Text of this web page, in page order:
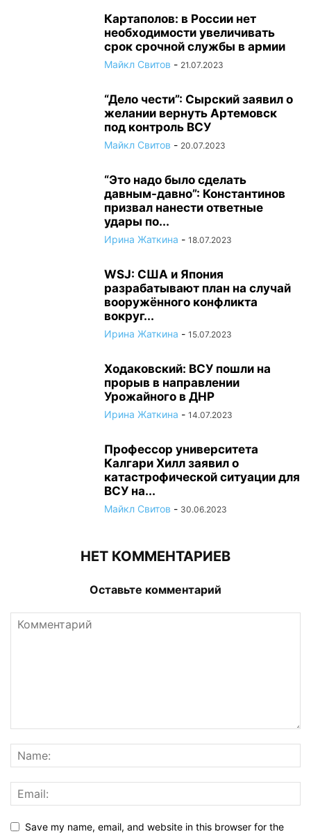
Картаполов: в России нет
необходимости увеличивать
срок срочной службы в армии
Майкл Свитов - 21.07.2023
“Дело чести”: Сырский заявил о
желании вернуть Артемовск
под контроль ВСУ
Майкл Свитов - 20.07.2023
“Это надо было сделать
давным-давно”: Константинов
призвал нанести ответные
удары по...
Ирина Жаткина - 18.07.2023
WSJ: США и Япония
разрабатывают план на случай
вооружённого конфликта
вокруг...
Ирина Жаткина - 15.07.2023
Ходаковский: ВСУ пошли на
прорыв в направлении
Урожайного в ДНР
Ирина Жаткина - 14.07.2023
Профессор университета
Калгари Хилл заявил о
катастрофической ситуации для
ВСУ на...
Майкл Свитов - 30.06.2023
НЕТ КОММЕНТАРИЕВ
Оставьте комментарий
Save my name, email, and website in this browser for the